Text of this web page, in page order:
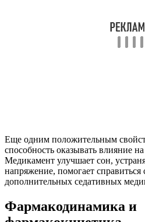
Еще одним положительным
способность оказывать влияние
Медикамент улучшает сон,
напряжение, помогает справиться
дополнительных седативных
Фармакодинамика и